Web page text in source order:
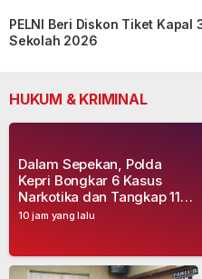
PELNI Beri Diskon Tiket Kapal
Sekolah 2026
HUKUM & KRIMINAL
10 jam yang lalu
Dalam Sepekan, Polda
Kepri Bongkar 6 Kasus
Narkotika dan Tangkap 11
Tersangka